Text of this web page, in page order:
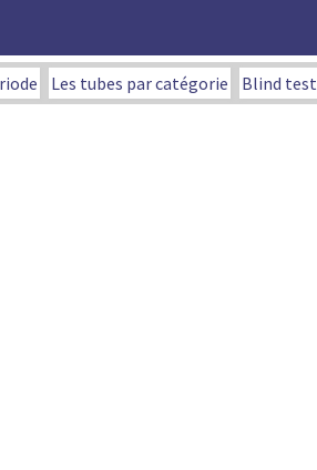
Les tubes par catégorie Blind test